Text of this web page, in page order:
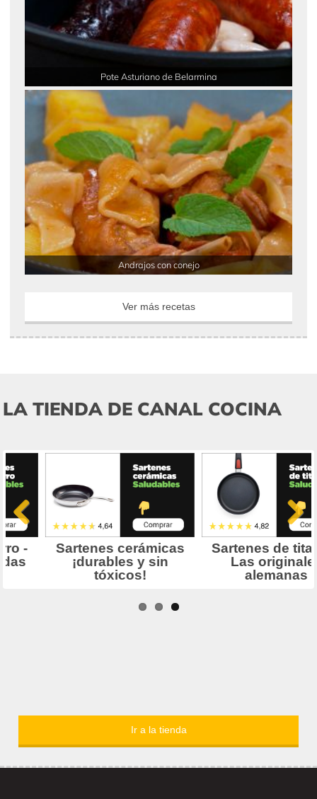
Pote Asturiano de Belarmina
Andrajos con conejo
Ver más recetas
LA TIENDA DE CANAL COCINA
Ir a la tienda